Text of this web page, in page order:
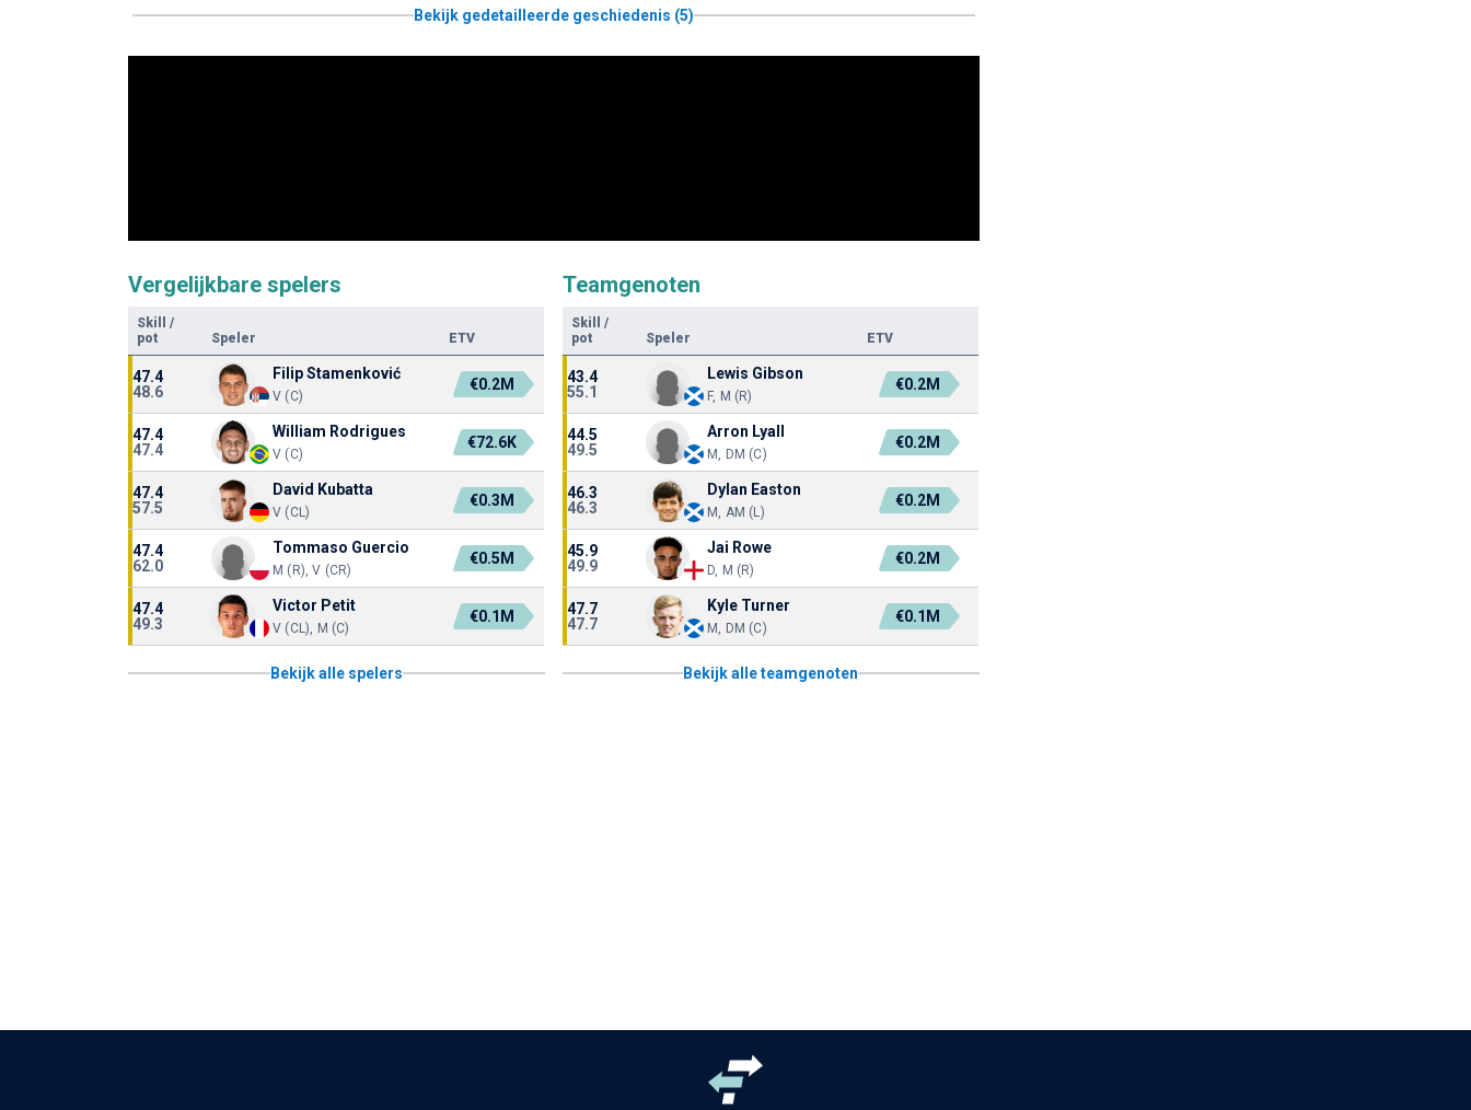
Bekijk gedetailleerde geschiedenis (5)
Vergelijkbare spelers
Skill
/
pot
Speler ETV
47.4
48.6
Filip Stamenković
V (C)
€0.2M
47.4
47.4
William Rodrigues
V (C)
€72.6K
47.4
57.5
David Kubatta
V (CL)
€0.3M
47.4
62.0
Tommaso Guercio
M (R), V (CR)
€0.5M
47.4
49.3
Victor Petit
V (CL), M (C)
€0.1M
Bekijk alle spelers
Teamgenoten
Skill
/
pot
Speler ETV
43.4
55.1
Lewis Gibson
F, M (R)
€0.2M
44.5
49.5
Arron Lyall
M, DM (C)
€0.2M
46.3
46.3
Dylan Easton
M, AM (L)
€0.2M
45.9
49.9
Jai Rowe
D, M (R)
€0.2M
47.7
47.7
Kyle Turner
M, DM (C)
€0.1M
Bekijk alle teamgenoten